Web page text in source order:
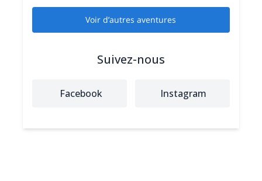
Voir d’autres aventures
Suivez-nous
Facebook Instagram